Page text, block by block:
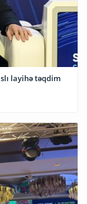
layihə təqdim